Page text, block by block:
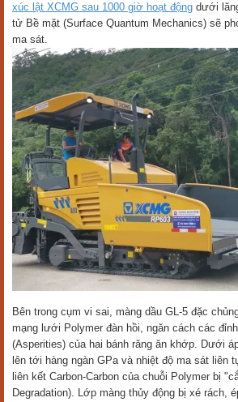
xúc lật XCMG sau 1000 giờ hoạt động dưới
tử Bề mặt (Surface Quantum Mechanics) sẽ
ma sát.
Bên trong cụm vi sai, màng dầu GL-5 đặc
mạng lưới Polymer đàn hồi, ngăn cách các
(Asperities) của hai bánh răng ăn khớp. Dưới
lên tới hàng ngàn GPa và nhiệt độ ma sát liên
liên kết Carbon-Carbon của chuỗi Polymer bị
Degradation). Lớp màng thủy động bị xé rách,